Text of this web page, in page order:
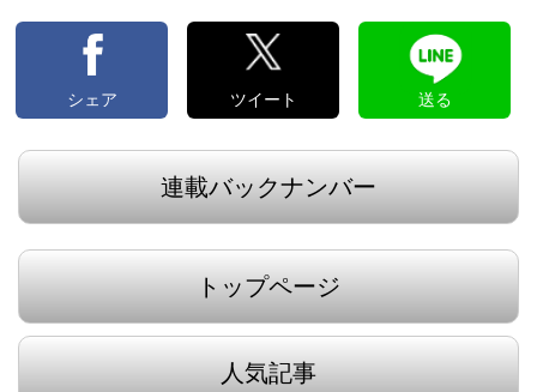
シェア ツイート 送る
連載バックナンバー
トップページ
人気記事